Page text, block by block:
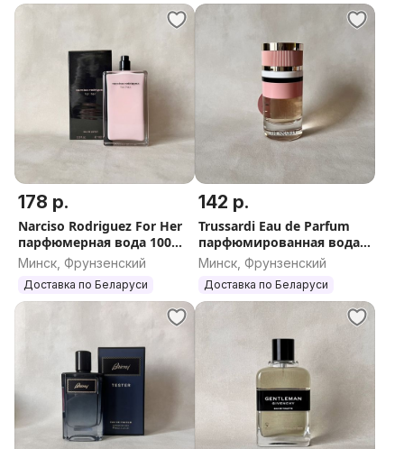
178 р.
Narciso Rodriguez For Her
парфюмерная вода 100
мл, оригинал, Франция
Минск, Фрунзенский
Доставка по Беларуси
142 р.
Trussardi Eau de Parfum
парфюмированная вода
90 мл, оригинал, Италия
Минск, Фрунзенский
Доставка по Беларуси